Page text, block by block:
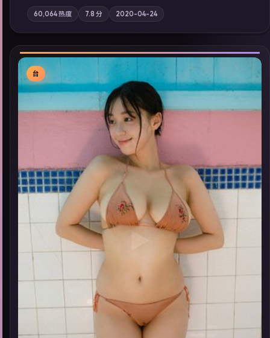
轴，城市霓虹背后，有人用规则改写命运；摄影与配乐强化地域
气质；站内亦可通过「国产免费观看高清电视剧在线看」延展检
索同类型高分佳作，畅享高清在线追剧体验。
60,064热度 7.8 分 2020-04-24
▶
台